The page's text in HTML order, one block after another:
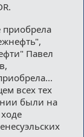
приобрела
Павел
всех тех
были на